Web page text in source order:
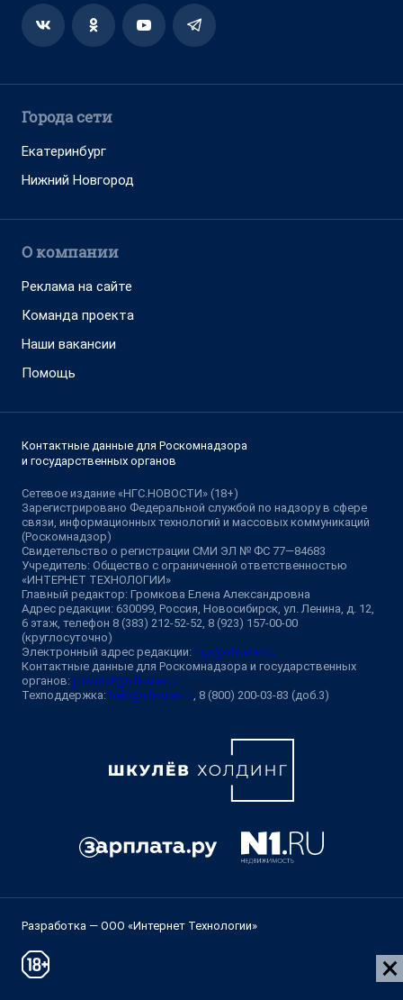
Города сети
Екатеринбург
Нижний Новгород
О компании
Реклама на сайте
Команда проекта
Наши вакансии
Помощь
Контактные данные для Роскомнадзора
и государственных органов
Сетевое издание «НГС.НОВОСТИ» (18+)
Зарегистрировано Федеральной службой по надзору в сфере
связи, информационных технологий и массовых коммуникаций
(Роскомнадзор)
Свидетельство о регистрации СМИ ЭЛ № ФС 77—84683
Учредитель: Общество с ограниченной ответственностью
«ИНТЕРНЕТ ТЕХНОЛОГИИ»
Главный редактор: Громкова Елена Александровна
Адрес редакции: 630099, Россия, Новосибирск, ул. Ленина, д. 12,
6 этаж, телефон 8 (383) 212-52-52, 8 (923) 157-00-00
(круглосуточно)
Электронный адрес редакции: ngs@shkulev.ru
Контактные данные для Роскомнадзора и государственных
органов: juristnsk@shkulev.ru
Техподдержка: help@shkulev.ru , 8 (800) 200-03-83 (доб.3)
Разработка — ООО «Интернет Технологии»